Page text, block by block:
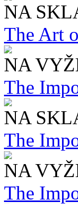
NA
The Art
NA
The
NA
The
NA
The